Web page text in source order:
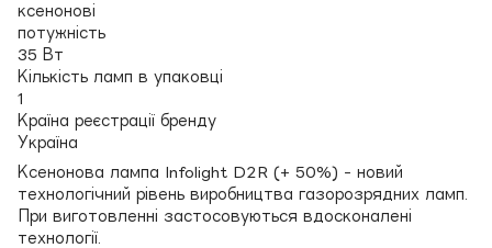
ксенонові
потужність
35 Вт
Кількість ламп в упаковці
1
Країна реєстрації бренду
Україна
Ксенонова лампа Infolight D2R (+ 50%) - новий
технологічний рівень виробництва газорозрядних ламп.
При виготовленні застосовуються вдосконалені
технології.